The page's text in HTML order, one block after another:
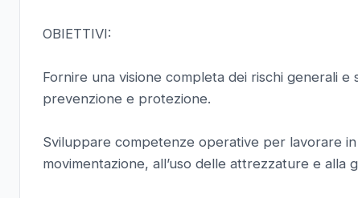
OBIETTIVI:
Fornire una visione completa dei rischi generali
prevenzione e protezione.
Sviluppare competenze operative per lavorare
movimentazione, all’uso delle attrezzature e alla